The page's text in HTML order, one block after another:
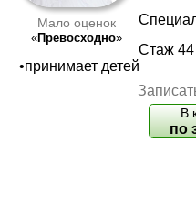
Мало оценок
«Превосходно»
Стаж 44
•принимает детей
В
по